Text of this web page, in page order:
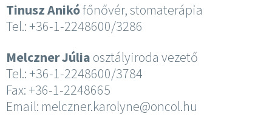
Tinusz Anikófőnővér, stomaterápia
Tel.: +36-1-2248600/3286
Melczner Júlia osztályiroda vezető
Tel.: +36-1-2248600/3784
Fax: +36-1-2248665
Email: melczner.karolyne@oncol.hu